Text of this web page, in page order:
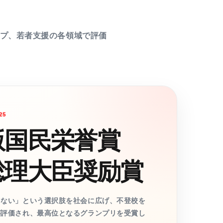
、若者支援の各領域で評価
民栄誉賞
大臣奨励賞
い」という選択肢を社会に広げ、不登校を
価され、最高位となるグランプリを受賞し